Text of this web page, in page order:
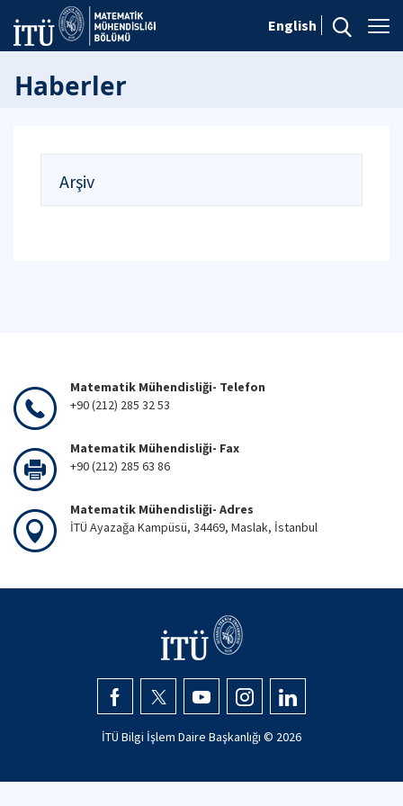
English
Haberler
Arşiv
Matematik Mühendisliği- Telefon
+90 (212) 285 32 53
Matematik Mühendisliği- Fax
+90 (212) 285 63 86
Matematik Mühendisliği- Adres
İTÜ Ayazağa Kampüsü, 34469, Maslak, İstanbul
İTÜ Bilgi İşlem Daire Başkanlığı © 2026